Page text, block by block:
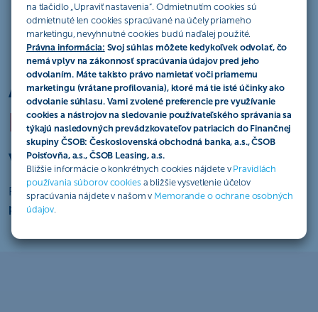
na tlačidlo „Upraviť nastavenia“. Odmietnutím cookies sú
odmietnuté len cookies spracúvané na účely priameho
marketingu, nevyhnutné cookies budú naďalej použité.
Právna informácia: Svoj súhlas môžete kedykoľvek odvolať, čo
nemá vplyv na zákonnosť spracúvania údajov pred jeho
odvolaním. Máte takisto právo namietať voči priamemu
marketingu (vrátane profilovania), ktoré má tie isté účinky ako
odvolanie súhlasu. Vami zvolené preferencie pre využívanie
cookies a nástrojov na sledovanie používateľského správania sa
týkajú nasledovných prevádzkovateľov patriacich do Finančnej
skupiny ČSOB: Československá obchodná banka, a.s., ČSOB
Poisťovňa, a.s., ČSOB Leasing, a.s.
Bližšie informácie o konkrétnych cookies nájdete v Pravidlách
používania súborov cookies a bližšie vysvetlenie účelov
spracúvania nájdete v našom v Memorande o ochrane osobných
údajov.
Ako si zabezpečiť
kvalitný život,keď mi
vypadne príjem?
Práve v nečakaných situáciách vás ochrániživotné
poistenie